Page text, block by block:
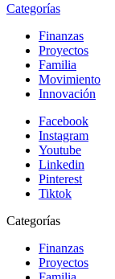
Categorías
Finanzas
Proyectos
Familia
Movimiento
Innovación
Facebook
Instagram
Youtube
Linkedin
Pinterest
Tiktok
Categorías
Finanzas
Proyectos